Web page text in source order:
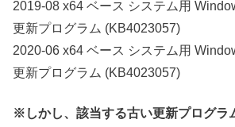
2019-08 x64 ベース システム用
更新プログラム (KB4023057)
2020-06 x64 ベース システム用
更新プログラム (KB4023057)
※しかし、該当する古い更新プログラ